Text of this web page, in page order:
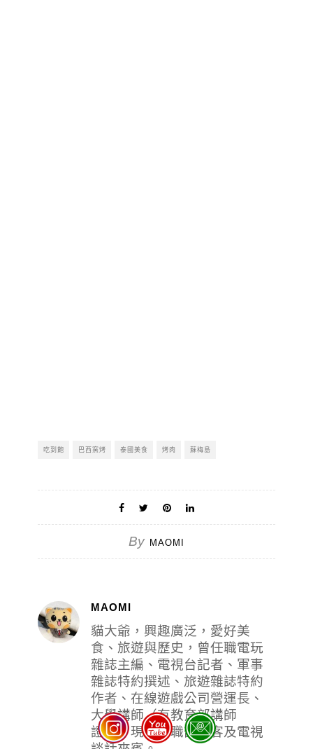
吃到飽 巴西窯烤 泰國美食 烤肉 蘇梅島
By MAOMI
MAOMI
貓大爺，興趣廣泛，愛好美
食、旅遊與歷史，曾任職電玩
雜誌主編、電視台記者、軍事
雜誌特約撰述、旅遊雜誌特約
作者、在線遊戲公司營運長、
大學講師（有教育部講師
證），現為專職部落客及電視